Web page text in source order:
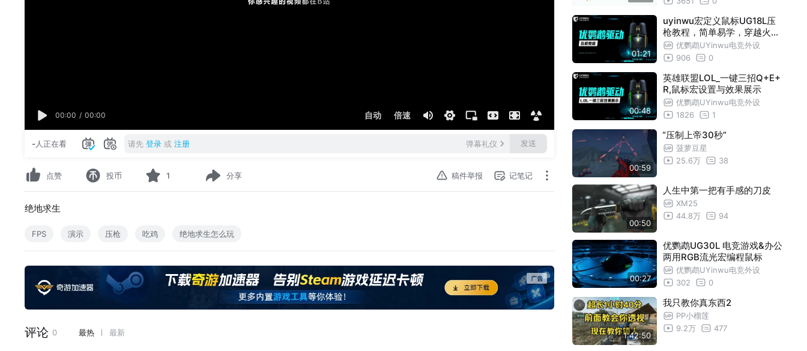
00:00 / 00:00 自动 倍速
-人正在看 请先 登录 或 注册 弹幕礼仪 发送
点赞 投币 1 分享 稿件举报 记笔记
绝地求生
FPS 演示 压枪 吃鸡 绝地求生怎么玩
01:21
uyinwu宏定义鼠标UG18L压
枪教程，简单易学，穿越火线
CF、吃鸡、荒野行动等射击
类通用
优鹦鹉UYinwu电竞外设
906
0
00:48
英雄联盟LOL_一键三招Q+E+
R,鼠标宏设置与效果展示
优鹦鹉UYinwu电竞外设
1826
1
00:59
“压制上帝30秒”
菠萝豆星
25.6万
38
00:50
人生中第一把有手感的刀皮
XM25
44.8万
94
00:27
优鹦鹉UG30L 电竞游戏&办公
两用RGB流光宏编程鼠标
优鹦鹉UYinwu电竞外设
302
0
1:42:50
我只教你真东西2
PP小榴莲
9.2万
477